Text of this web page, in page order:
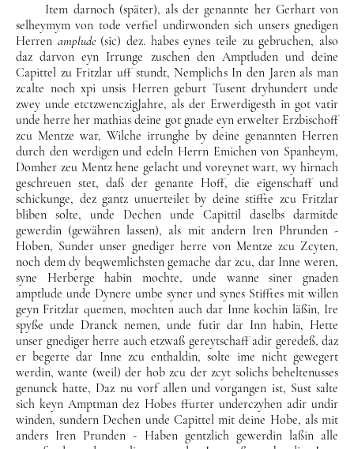
Item darnoch (später), als der genannte her Gerhart von
sel­heymym von tode verfiel undirwonden sich unsers gnedigen
Herren amplude(sic) dez. habes eynes teile zu gebruchen, also
daz darvon eyn Irrunge zuschen den Amptluden und deine
Ca­pittel zu Fritzlar uff stundt, Nemplichs In den Jaren als man
zcalte noch xpi unsis Herren geburt Tusent dryhundert unde
zwey unde etctzwenczigJahre, als der Erwerdigesth in got vatir
unde herre her mathias deine got gnade eyn erwelter Erzbi­schoff
zcu Mentze war, Wilche irrunghe by deine genannten Herren
durch den werdigen und edeln Herrn Emichen von Span­heym,
Domher zeu Mentz hene gelacht und voreynet wart, wy hirnach
geschreuen stet, daß der genante Hoff, die eigenschaff und
schickunge, dez gantz unuerteilet by deine stiffte zcu Fritz­lar
bliben solte, unde Dechen unde Capittil daselbs darmitde
ge­werdin (gewähren lassen), als mit andern Iren Phrunden -
Ho­ben, Sunder unser gnediger herre von Mentze zcu Zcyten,
noch dem dy beqwemlichsten gemache dar zcu, dar Inne weren,
syne Herberge habin mochte, unde wanne siner gnaden
amptlude un­de Dynere umbe syner und synes Stifftes mit willen
geyn Fritz­lar quemen, mochten auch dar Inne kochin läßin, Ire
spyße unde Dranck nemen, unde futir dar Inn habin, Hette
unser gnediger herre auch etzwaß gereytschaff adir geredeß, daz
er begerte dar Inne zcu enthaldin, solte ime nicht gewegert
werdin, wante (weil) der hob zcu der zcyt solichs beheltenusses
genunck hatte, Daz nu vorf allen und vorgangen ist, Sust salte
sich keyn Ampt­man dez Hobes ffurter underczyhen adir undir
winden, sundern Dechen unde Capittel mit deine Hobe, als mit
anders Iren Prun­den - Haben gentzlich gewerdin laßin alle